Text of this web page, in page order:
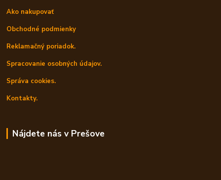
Ako nakupovať
Obchodné podmienky
Reklamačný poriadok.
Spracovanie osobných údajov.
Správa cookies.
Kontakty.
Nájdete nás v Prešove